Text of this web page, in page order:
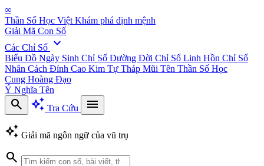
∞
Thần Số Học Việt Khám phá định mệnh
Giải Mã Con Số
Các Chỉ Số expand_more
Biểu Đồ Ngày Sinh Chỉ Số Đường Đời Chỉ Số Linh Hồn Chỉ Số
Nhân Cách Đỉnh Cao Kim Tự Tháp Mũi Tên Thần Số Học
Cung Hoàng Đạo
Ý Nghĩa Tên
search auto_awesome Tra Cứu
menu
auto_awesome Giải mã ngôn ngữ của vũ trụ
search